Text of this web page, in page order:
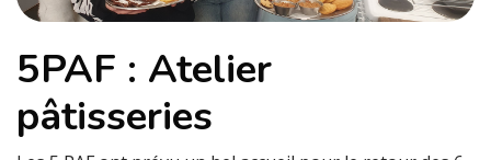
5PAF : Atelier
pâtisseries